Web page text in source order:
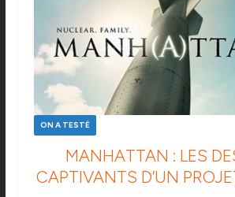
ON A TESTÉ
MANHATTAN : LES
CAPTIVANTS D’UN